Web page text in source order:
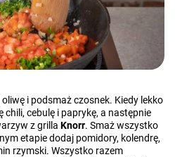
i podsmaż czosnek. Kiedy lekko
cebulę i paprykę, a następnie
z grilla Knorr. Smaż wszystko
etapie dodaj pomidory, kolendrę,
rzymski. Wszystko razem